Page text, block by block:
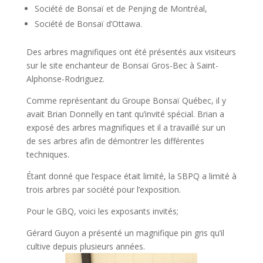
Société de Bonsaï et de Penjing de Montréal,
Société de Bonsaï d’Ottawa.
Des arbres magnifiques ont été présentés aux visiteurs
sur le site enchanteur de Bonsaï Gros-Bec à Saint-
Alphonse-Rodriguez.
Comme représentant du Groupe Bonsaï Québec, il y
avait Brian Donnelly en tant qu’invité spécial. Brian a
exposé des arbres magnifiques et il a travaillé sur un
de ses arbres afin de démontrer les différentes
techniques.
Étant donné que l’espace était limité, la SBPQ a limité à
trois arbres par société pour l’exposition.
Pour le GBQ, voici les exposants invités;
Gérard Guyon a présenté un magnifique pin gris qu’il
cultive depuis plusieurs années.